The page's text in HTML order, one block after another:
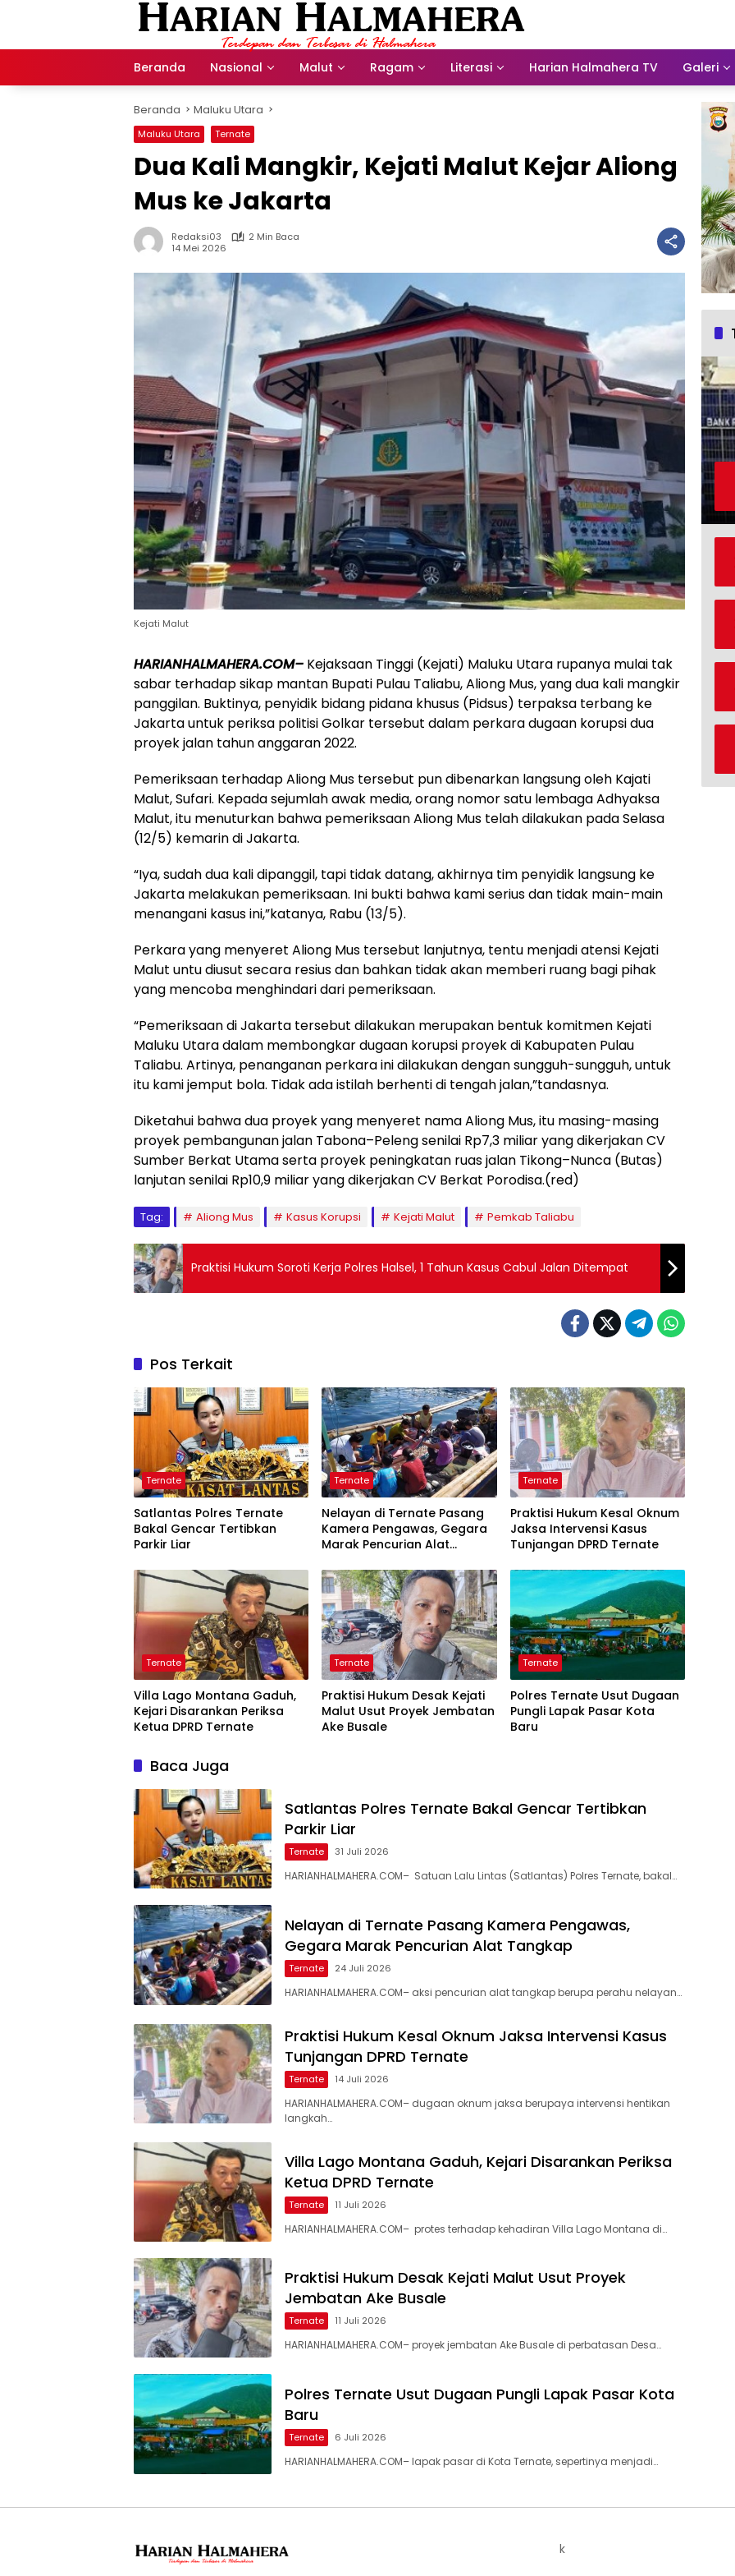
Beranda Nasional Malut Ragam Literasi Harian Halmahera TV Galeri
Beranda Maluku Utara
Maluku Utara Ternate
Dua Kali Mangkir, Kejati Malut Kejar Aliong
Mus ke Jakarta
Redaksi03
2 Min Baca
14 Mei 2026
Kejati Malut
HARIANHALMAHERA.COM– Kejaksaan Tinggi (Kejati) Maluku Utara rupanya mulai tak
sabar terhadap sikap mantan Bupati Pulau Taliabu, Aliong Mus, yang dua kali mangkir
panggilan. Buktinya, penyidik bidang pidana khusus (Pidsus) terpaksa terbang ke
Jakarta untuk periksa politisi Golkar tersebut dalam perkara dugaan korupsi dua
proyek jalan tahun anggaran 2022.
Pemeriksaan terhadap Aliong Mus tersebut pun dibenarkan langsung oleh Kajati
Malut, Sufari. Kepada sejumlah awak media, orang nomor satu lembaga Adhyaksa
Malut, itu menuturkan bahwa pemeriksaan Aliong Mus telah dilakukan pada Selasa
(12/5) kemarin di Jakarta.
“Iya, sudah dua kali dipanggil, tapi tidak datang, akhirnya tim penyidik langsung ke
Jakarta melakukan pemeriksaan. Ini bukti bahwa kami serius dan tidak main-main
menangani kasus ini,”katanya, Rabu (13/5).
Perkara yang menyeret Aliong Mus tersebut lanjutnya, tentu menjadi atensi Kejati
Malut untu diusut secara resius dan bahkan tidak akan memberi ruang bagi pihak
yang mencoba menghindari dari pemeriksaan.
“Pemeriksaan di Jakarta tersebut dilakukan merupakan bentuk komitmen Kejati
Maluku Utara dalam membongkar dugaan korupsi proyek di Kabupaten Pulau
Taliabu. Artinya, penanganan perkara ini dilakukan dengan sungguh-sungguh, untuk
itu kami jemput bola. Tidak ada istilah berhenti di tengah jalan,”tandasnya.
Diketahui bahwa dua proyek yang menyeret nama Aliong Mus, itu masing-masing
proyek pembangunan jalan Tabona–Peleng senilai Rp7,3 miliar yang dikerjakan CV
Sumber Berkat Utama serta proyek peningkatan ruas jalan Tikong–Nunca (Butas)
lanjutan senilai Rp10,9 miliar yang dikerjakan CV Berkat Porodisa.(red)
Tag: Aliong Mus Kasus Korupsi Kejati Malut Pemkab Taliabu
Praktisi Hukum Soroti Kerja Polres Halsel, 1 Tahun Kasus Cabul Jalan Ditempat
Pos Terkait
Ternate
Satlantas Polres Ternate
Bakal Gencar Tertibkan
Parkir Liar
Ternate
Nelayan di Ternate Pasang
Kamera Pengawas, Gegara
Marak Pencurian Alat
Ternate
Praktisi Hukum Kesal Oknum
Jaksa Intervensi Kasus
Tunjangan DPRD Ternate
Ternate
Villa Lago Montana Gaduh,
Kejari Disarankan Periksa
Ketua DPRD Ternate
Ternate
Praktisi Hukum Desak Kejati
Malut Usut Proyek Jembatan
Ake Busale
Ternate
Polres Ternate Usut Dugaan
Pungli Lapak Pasar Kota
Baru
Baca Juga
Satlantas Polres Ternate Bakal Gencar Tertibkan
Parkir Liar
Ternate 31 Juli 2026
HARIANHALMAHERA.COM– Satuan Lalu Lintas (Satlantas) Polres Ternate, bakal…
Nelayan di Ternate Pasang Kamera Pengawas,
Gegara Marak Pencurian Alat Tangkap
Ternate 24 Juli 2026
HARIANHALMAHERA.COM– aksi pencurian alat tangkap berupa perahu nelayan…
Praktisi Hukum Kesal Oknum Jaksa Intervensi Kasus
Tunjangan DPRD Ternate
Ternate 14 Juli 2026
HARIANHALMAHERA.COM– dugaan oknum jaksa berupaya intervensi hentikan
langkah…
Villa Lago Montana Gaduh, Kejari Disarankan Periksa
Ketua DPRD Ternate
Ternate 11 Juli 2026
HARIANHALMAHERA.COM– protes terhadap kehadiran Villa Lago Montana di…
Praktisi Hukum Desak Kejati Malut Usut Proyek
Jembatan Ake Busale
Ternate 11 Juli 2026
HARIANHALMAHERA.COM– proyek jembatan Ake Busale di perbatasan Desa…
Polres Ternate Usut Dugaan Pungli Lapak Pasar Kota
Baru
Ternate 6 Juli 2026
HARIANHALMAHERA.COM– lapak pasar di Kota Ternate, sepertinya menjadi…
k